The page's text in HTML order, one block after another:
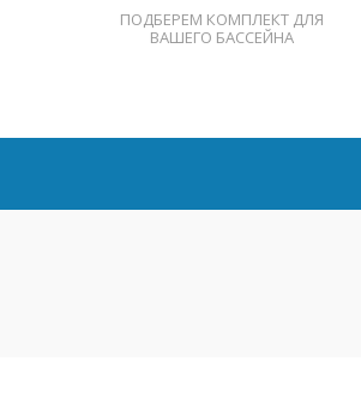
ПОДБЕРЕМ КОМПЛЕКТ ДЛЯ
ВАШЕГО БАССЕЙНА